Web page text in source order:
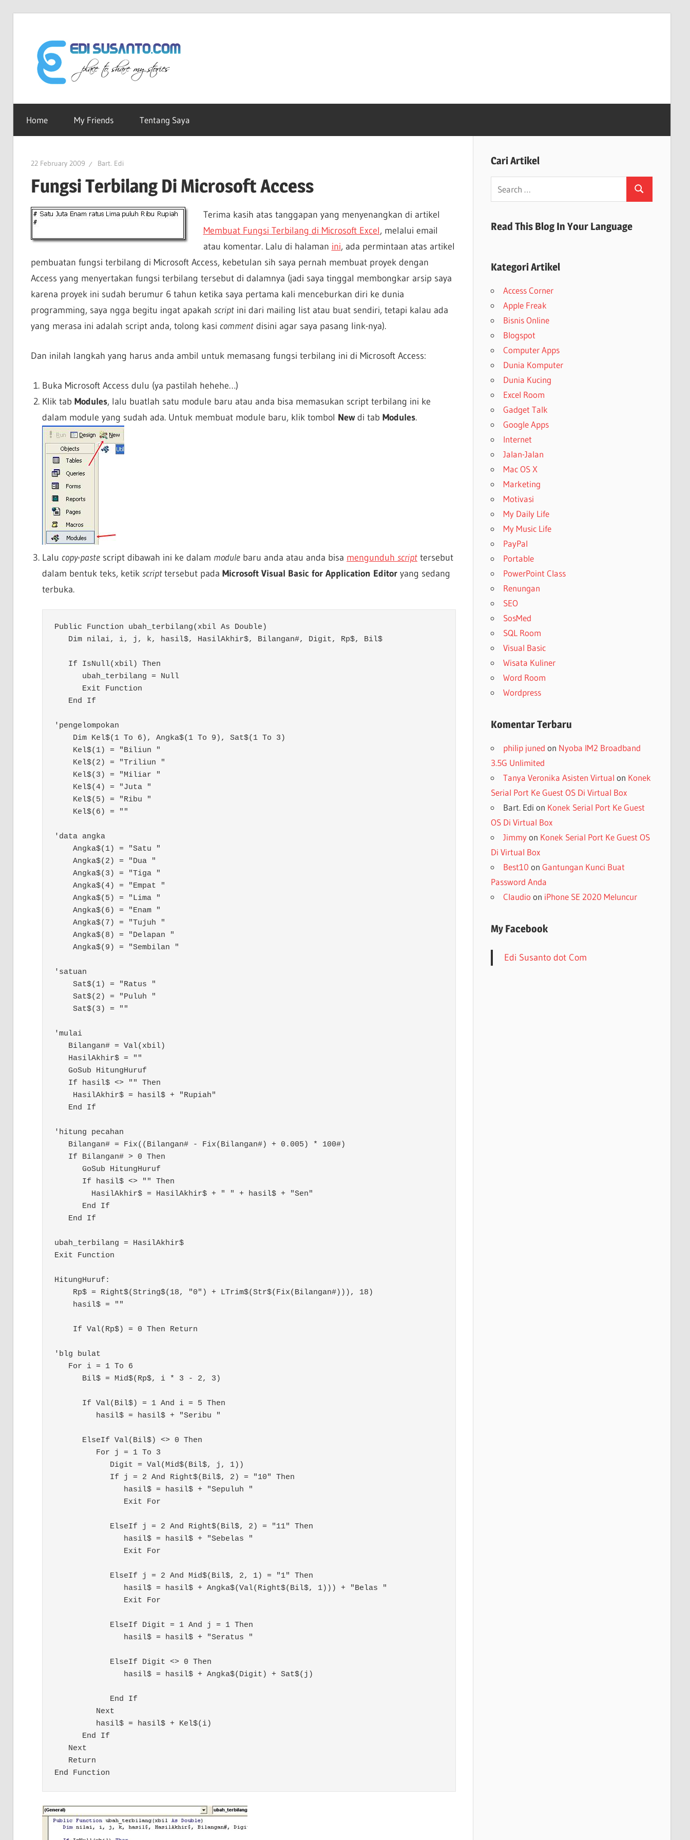
content
dot
ku
Untuk
Berbagi
Home My Friends Tentang Saya
22 February 2009 Bart. Edi
Fungsi Terbilang Di Microsoft Access
Terima kasih atas tanggapan yang menyenangkan di artikel
Membuat Fungsi Terbilang di Microsoft Excel, melalui email
atau komentar. Lalu di halaman ini, ada permintaan atas artikel
pembuatan fungsi terbilang di Microsoft Access, kebetulan sih saya pernah membuat proyek dengan
Access yang menyertakan fungsi terbilang tersebut di dalamnya (jadi saya tinggal membongkar arsip saya
karena proyek ini sudah berumur 6 tahun ketika saya pertama kali menceburkan diri ke dunia
programming, saya ngga begitu ingat apakah scriptini dari mailing list atau buat sendiri, tetapi kalau ada
yang merasa ini adalah script anda, tolong kasi commentdisini agar saya pasang link-nya).
Dan inilah langkah yang harus anda ambil untuk memasang fungsi terbilang ini di Microsoft Access:
Buka Microsoft Access dulu (ya pastilah hehehe…)
Klik tab Modules, lalu buatlah satu module baru atau anda bisa memasukan script terbilang ini ke
dalam module yang sudah ada. Untuk membuat module baru, klik tombol Newdi tab Modules.
Lalu copy-paste script dibawah ini ke dalam module baru anda atau anda bisa mengunduh script tersebut
dalam bentuk teks, ketik scripttersebut pada Microsoft Visual Basic for Application Editor yang sedang
terbuka.
Public Function ubah_terbilang(xbil As Double)
   Dim nilai, i, j, k, hasil$, HasilAkhir$, Bilangan#, Digit, Rp$, Bil$
   If IsNull(xbil) Then
      ubah_terbilang = Null
      Exit Function
   End If
'pengelompokan
    Dim Kel$(1 To 6), Angka$(1 To 9), Sat$(1 To 3)
    Kel$(1) = "Biliun "
    Kel$(2) = "Triliun "
    Kel$(3) = "Miliar "
    Kel$(4) = "Juta "
    Kel$(5) = "Ribu "
    Kel$(6) = ""
'data angka
    Angka$(1) = "Satu "
    Angka$(2) = "Dua "
    Angka$(3) = "Tiga "
    Angka$(4) = "Empat "
    Angka$(5) = "Lima "
    Angka$(6) = "Enam "
    Angka$(7) = "Tujuh "
    Angka$(8) = "Delapan "
    Angka$(9) = "Sembilan "
'satuan
    Sat$(1) = "Ratus "
    Sat$(2) = "Puluh "
    Sat$(3) = ""
'mulai
   Bilangan# = Val(xbil)
   HasilAkhir$ = ""
   GoSub HitungHuruf
   If hasil$ <> "" Then
    HasilAkhir$ = hasil$ + "Rupiah"
   End If
'hitung pecahan
   Bilangan# = Fix((Bilangan# - Fix(Bilangan#) + 0.005) * 100#)
   If Bilangan# > 0 Then
      GoSub HitungHuruf
      If hasil$ <> "" Then
        HasilAkhir$ = HasilAkhir$ + " " + hasil$ + "Sen"
      End If
   End If
ubah_terbilang = HasilAkhir$
Exit Function
HitungHuruf:
    Rp$ = Right$(String$(18, "0") + LTrim$(Str$(Fix(Bilangan#))), 18)
    hasil$ = ""
    If Val(Rp$) = 0 Then Return
'blg bulat
   For i = 1 To 6
      Bil$ = Mid$(Rp$, i * 3 - 2, 3)
      If Val(Bil$) = 1 And i = 5 Then
         hasil$ = hasil$ + "Seribu "
      ElseIf Val(Bil$) <> 0 Then
         For j = 1 To 3
            Digit = Val(Mid$(Bil$, j, 1))
            If j = 2 And Right$(Bil$, 2) = "10" Then
               hasil$ = hasil$ + "Sepuluh "
               Exit For
            ElseIf j = 2 And Right$(Bil$, 2) = "11" Then
               hasil$ = hasil$ + "Sebelas "
               Exit For
            ElseIf j = 2 And Mid$(Bil$, 2, 1) = "1" Then
               hasil$ = hasil$ + Angka$(Val(Right$(Bil$, 1))) + "Belas "
               Exit For
            ElseIf Digit = 1 And j = 1 Then
               hasil$ = hasil$ + "Seratus "
            ElseIf Digit <> 0 Then
               hasil$ = hasil$ + Angka$(Digit) + Sat$(j)
            End If
         Next
         hasil$ = hasil$ + Kel$(i)
      End If
   Next
   Return
Cari Artikel
Search
Read This Blog In Your Language
Kategori Artikel
Access Corner
Apple Freak
Bisnis Online
Blogspot
Computer Apps
Dunia Komputer
Dunia Kucing
Excel Room
Gadget Talk
Google Apps
Internet
Jalan-Jalan
Mac OS X
Marketing
Motivasi
My Daily Life
My Music Life
PayPal
Portable
PowerPoint Class
Renungan
SEO
SosMed
SQL Room
Visual Basic
Wisata Kuliner
Word Room
Wordpress
Komentar Terbaru
philip juned on Nyoba IM2 Broadband
3.5G Unlimited
Tanya Veronika Asisten Virtual on Konek
Serial Port Ke Guest OS Di Virtual Box
Bart. Edi on Konek Serial Port Ke Guest
OS Di Virtual Box
Jimmyon Konek Serial Port Ke Guest OS
Di Virtual Box
Best10 on Gantungan Kunci Buat
Password Anda
Claudio on iPhone SE 2020 Meluncur
My Facebook
Edi Susanto dot Com